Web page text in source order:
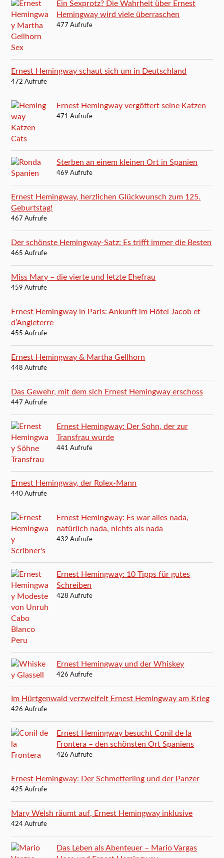
Ein Sexprotz? Die Wahrheit über Ernest
Hemingway wird viele überraschen
477 Aufrufe
Ernest Hemingway schaut sich um in Deutschland
472 Aufrufe
Ernest Hemingway vergöttert seine Katzen
471 Aufrufe
Sterben an einem kleinen Ort in Spanien
469 Aufrufe
Ernest Hemingway, herzlichen Glückwunsch zum 125.
Geburtstag!
467 Aufrufe
Der schönste Hemingway-Satz: Es trifft immer die Besten
465 Aufrufe
Miss Mary – die vierte und letzte Ehefrau
459 Aufrufe
Ernest Hemingway in Paris: Ankunft im Hôtel Jacob et
d’Angleterre
455 Aufrufe
Ernest Hemingway & Martha Gellhorn
448 Aufrufe
Das Gewehr, mit dem sich Ernest Hemingway erschoss
447 Aufrufe
Ernest Hemingway: Der Sohn, der zur
Transfrau wurde
441 Aufrufe
Ernest Hemingway, der Rolex-Mann
440 Aufrufe
Ernest Hemingway: Es war alles nada,
natürlich nada, nichts als nada
432 Aufrufe
Ernest Hemingway: 10 Tipps für gutes
Schreiben
428 Aufrufe
Ernest Hemingway und der Whiskey
426 Aufrufe
Im Hürtgenwald verzweifelt Ernest Hemingway am Krieg
426 Aufrufe
Ernest Hemingway besucht Conil de la
Frontera – den schönsten Ort Spaniens
426 Aufrufe
Ernest Hemingway: Der Schmetterling und der Panzer
425 Aufrufe
Mary Welsh räumt auf, Ernest Hemingway inklusive
424 Aufrufe
Das Leben als Abenteuer – Mario Vargas